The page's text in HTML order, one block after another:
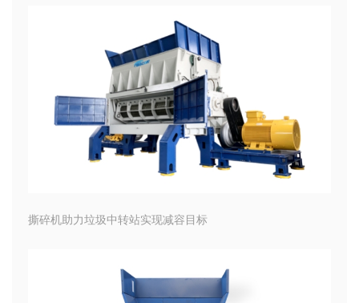
撕碎机助力垃圾中转站实现减容目标